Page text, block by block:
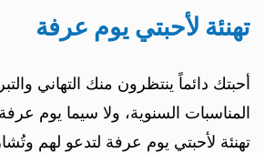
تهنئة لأحبتي يوم عرفة
أحبتك دائماً ينتظرون منك التهاني
المناسبات السنوية، ولا سيما يوم
تهنئة لأحبتي يوم عرفة لتدعو لهم